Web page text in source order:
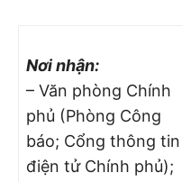
Nơi nhận:
– Văn phòng Chính
phủ (Phòng Công
báo; Cổng thông tin
điện tử Chính phủ);